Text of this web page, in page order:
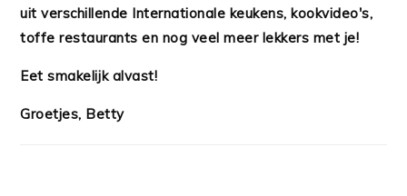
uit verschillende Internationale keukens, kookvideo's,
toffe restaurants en nog veel meer lekkers met je!
Eet smakelijk alvast!
Groetjes, Betty